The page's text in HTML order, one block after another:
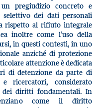
pregiudizio concreto e
selettivo dei dati personali
rispetto al rifiuto integrale
inoltre come l’uso della
in questi contesti, in uno
anziché di protezione
attenzione è dedicata
di detenzione da parte di
ricercatori, considerato
dei diritti fondamentali. In
come il diritto